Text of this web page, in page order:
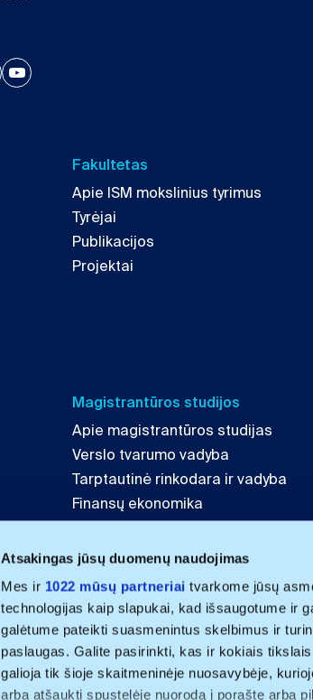
Atsakingas jūsų duomenų naudojimas
Mes ir 1022 mūsų partneriai tvarkome jūsų
technologijas kaip slapukai, kad išsaugotume ir
galėtume pateikti suasmenintus skelbimus ir
paslaugas. Galite pasirinkti, kas ir kokiais
galioja tik šioje skaitmeninėje nuosavybėje,
arba atšaukti spustelėję nuorodą į poraštę arba
Fakultetas
Apie ISM mokslinius tyrimus
Tyrėjai
Publikacijos
Projektai
Magistrantūros studijos
Apie magistrantūros studijas
Verslo tvarumo vadyba
Tarptautinė rinkodara ir vadyba
Finansų ekonomika
Inovacijų ir technologijų vadyba